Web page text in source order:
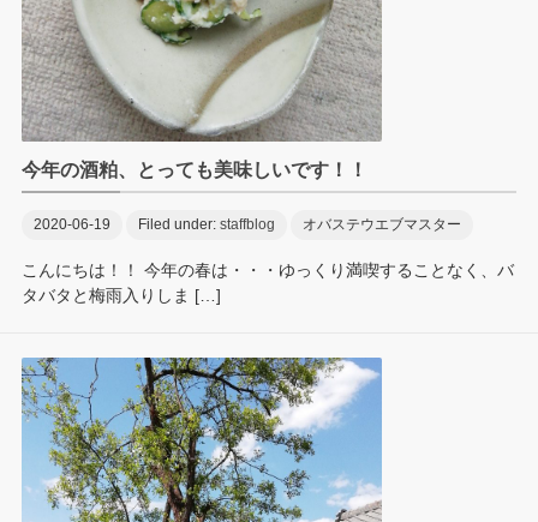
今年の酒粕、とっても美味しいです！！
2020-06-19 Filed under: staffblog オバステウエブマスター
こんにちは！！ 今年の春は・・・ゆっくり満喫することなく、バ
タバタと梅雨入りしま […]